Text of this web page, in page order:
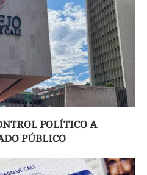
POLÍTICO A
PÚBLICO